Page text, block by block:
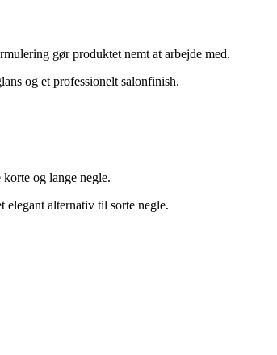
gør produktet nemt at arbejde med.
og et professionelt salonfinish.
og lange negle.
alternativ til sorte negle.